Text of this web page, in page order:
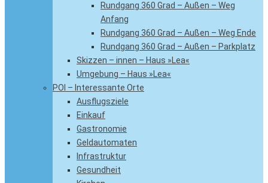
Rundgang 360 Grad – Außen – Weg
Anfang
Rundgang 360 Grad – Außen – Weg Ende
Rundgang 360 Grad – Außen – Parkplatz
Skizzen – innen – Haus »Lea«
Umgebung – Haus »Lea«
POI – Interessante Orte
Ausflugsziele
Einkauf
Gastronomie
Geldautomaten
Infrastruktur
Gesundheit